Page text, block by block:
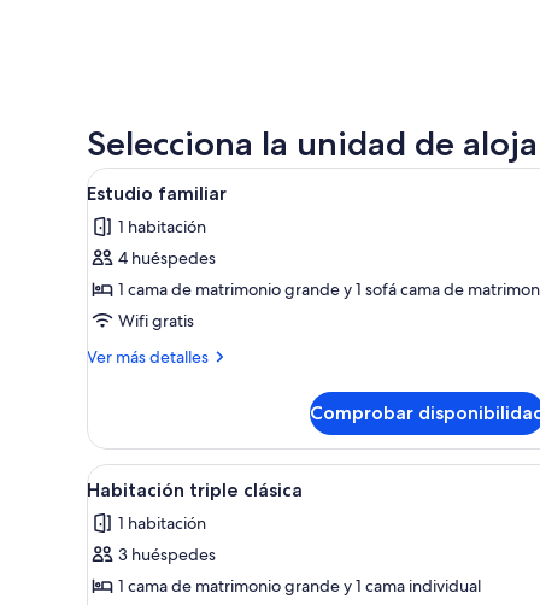
Selecciona la unidad de
Abrir
todas
las
fotos
de
Estudio
familiar
Un escritorio con una
5
Estudio familiar
1 habitación
4 huéspedes
1 cama de matrimonio grande y 1 sofá cama de
Wifi gratis
Ver más detalles
Más
familiar
Comprobar
Abrir
todas
las
fotos
de
Un dormitorio pequeño y
5
Habitación triple clásica
1 habitación
3 huéspedes
1 cama de matrimonio grande y 1 cama individual